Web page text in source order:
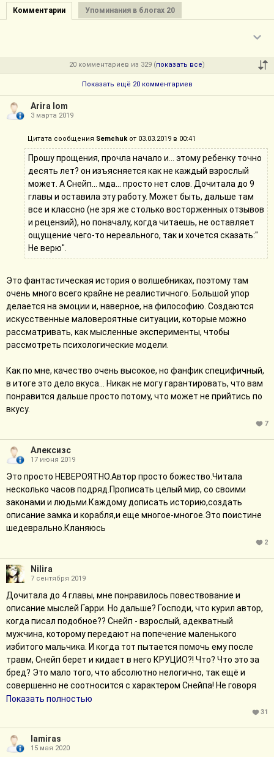
отношение к ГГ. Некоторым из них суждено быть врагами
Гарри Поттера, некоторые пойдут с ним на бал, а
некоторые — станут верными соратниками в отряде и не
только.
выбрал абсолютно иной по сравнению с каноном путь.
Путь свободного человека, который платит за неё по
максимальному счёту.
Вообще я не думаю, что «Мои миры» нуждаются в
дополнительных рекомендациях. Цель данной реки —
отметить, что эта серия является легендой фандома
Поттерианы. Верю, что у каждого из прочитавших она
найдёт самый лучший отклик в душе.
Комментарии Упоминания в блогах 20
20 комментариев из 329 (показать все)
Показать ещё 20 комментариев
Arira Iom
3 марта 2019
Цитата сообщения Semchukот 03.03.2019 в 00:41
Прошу прощения, прочла начало и... этому ребенку точно
десять лет? он изъясняется как не каждый взрослый
может. А Снейп... мда... просто нет слов. Дочитала до 9
главы и оставила эту работу. Может быть, дальше там
все и классно (не зря же столько восторженных отзывов
и рецензий), но поначалу, когда читаешь, не оставляет
ощущение чего-то нереального, так и хочется сказать:"
Не верю".
Это фантастическая история о волшебниках, поэтому там
очень много всего крайне не реалистичного. Большой упор
делается на эмоции и, наверное, на философию. Создаются
искусственные маловероятные ситуации, которые можно
рассматривать, как мысленные эксперименты, чтобы
рассмотреть психологические модели.
Как по мне, качество очень высокое, но фанфик специфичный,
в итоге это дело вкуса... Никак не могу гарантировать, что вам
понравится дальше просто потому, что может не прийтись по
вкусу.
7
Алексизс
17 июня 2019
Это просто НЕВЕРОЯТНО.Автор просто божество.Читала
несколько часов подряд.Прописать целый мир, со своими
законами и людьми.Каждому дописать историю,создать
описание замка и корабля,и еще многое-многое.Это поистине
шедеврально.Кланяюсь
2
Nilira
7 сентября 2019
Дочитала до 4 главы, мне понравилось повествование и
описание мыслей Гарри. Но дальше? Господи, что курил автор,
когда писал подобное?? Снейп - взрослый, адекватный
мужчина, которому передают на попечение маленького
избитого мальчика. И когда тот пытается помочь ему после
травм, Снейп берет и кидает в него КРУЦИО?! Что? Что это за
бред? Это мало того, что абсолютно нелогично, так ещё и
совершенно не соотносится с характером Снейпа! Не говоря
уже о том, что это вообще-то непростительное заклинание, за
которое сажают в Азкабан! Конечно, почему бы не поддавшись
маленького ребёнка? А Гарри? Ох уж этот маленький мальчик с
пафосными речами умудренного опытом сороколетнего
Показать полностью
31
lamiras
15 мая 2020